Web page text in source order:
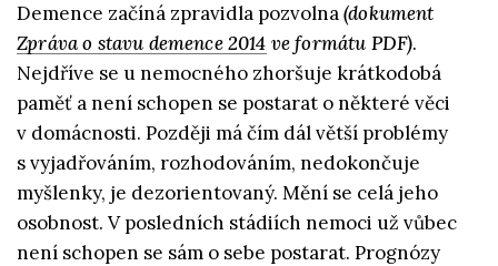
Demence začíná zpravidla pozvolna(dokument
Zpráva o stavu demence 2014 ve formátu PDF).
Nejdříve se u nemocného zhoršuje krátkodobá
paměť a není schopen se postarat o některé věci
v domácnosti. Později má čím dál větší problémy
s vyjadřováním, rozhodováním, nedokončuje
myšlenky, je dezorientovaný. Mění se celá jeho
osobnost. V posledních stádiích nemoci už vůbec
není schopen se sám o sebe postarat. Prognózy